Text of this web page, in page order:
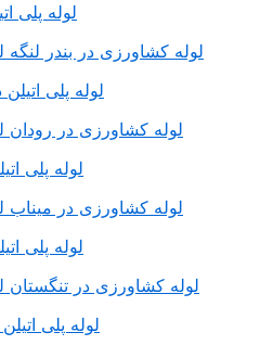
لوله پلی
لوله کشاورزی در بندر
لوله پلی
لوله کشاورزی در
لوله پلی
لوله کشاورزی در
لوله پلی
لوله کشاورزی در
لوله پلی